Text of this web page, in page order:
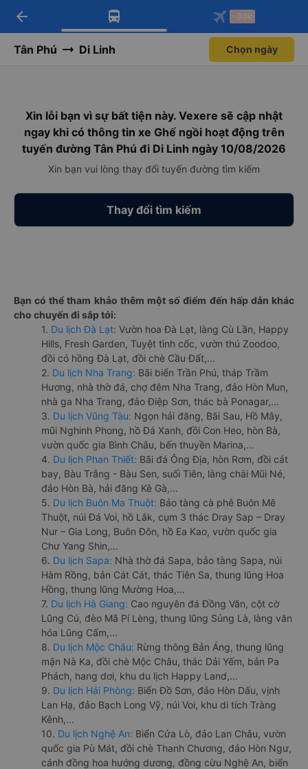
Tải app Vexere ngay!
Nhận ưu đãi thành viên độc
Mở app
Tải app Vexere
-30k/ghế khi đặt vé máy bay qua
Mở app
arrow_back -30k
Tân Phú Di Linh Chọn ngày
Xin lỗi bạn vì sự bất tiện này. Vexere sẽ cập nhật
ngay khi có thông tin xe Ghế ngồi hoạt động trên
tuyến đường Tân Phú đi Di Linh ngày 10/08/2026
Xin bạn vui lòng thay đổi tuyến đường tìm kiếm
Thay đổi tìm kiếm
Bạn có thể tham khảo thêm một số điểm đến hấp dẫn khác
cho chuyến đi sắp tới:
1. Du lịch Đà Lạt: Vườn hoa Đà Lạt, làng Cù Lần, Happy
Hills, Fresh Garden, Tuyệt tình cốc, vườn thú Zoodoo,
đồi cỏ hồng Đà Lạt, đồi chè Cầu Đất,...
2. Du lịch Nha Trang: Bãi biển Trần Phú, tháp Trầm
Hương, nhà thờ đá, chợ đêm Nha Trang, đảo Hòn Mun,
nhà ga Nha Trang, đảo Điệp Sơn, thác bà Ponagar,...
3. Du lịch Vũng Tàu: Ngọn hải đăng, Bãi Sau, Hồ Mây,
mũi Nghinh Phong, hồ Đá Xanh, đồi Con Heo, hòn Bà,
vườn quốc gia Bình Châu, bến thuyền Marina,...
4. Du lịch Phan Thiết: Bãi đá Ông Địa, hòn Rơm, đồi cát
bay, Bàu Trắng - Bàu Sen, suối Tiên, làng chài Mũi Né,
đảo Hòn Bà, hải đăng Kê Gà,...
5. Du lịch Buôn Ma Thuột: Bảo tàng cà phê Buôn Mê
Thuột, núi Đá Voi, hồ Lắk, cụm 3 thác Dray Sap – Dray
Nur – Gia Long, Buôn Đôn, hồ Ea Kao, vườn quốc gia
Chư Yang Shin,...
6. Du lịch Sapa: Nhà thờ đá Sapa, bảo tàng Sapa, núi
Hàm Rồng, bản Cát Cát, thác Tiên Sa, thung lũng Hoa
Hồng, thung lũng Mường Hoa,...
7. Du lịch Hà Giang: Cao nguyên đá Đồng Văn, cột cờ
Lũng Cú, đèo Mã Pí Lèng, thung lũng Sủng Là, làng văn
hóa Lũng Cẩm,...
8. Du lịch Mộc Châu: Rừng thông Bản Áng, thung lũng
mận Nà Ka, đồi chè Mộc Châu, thác Dải Yếm, bản Pa
Phách, hang dơi, khu du lịch Happy Land,...
9. Du lịch Hải Phòng: Biển Đồ Sơn, đảo Hòn Dấu, vịnh
Lan Hạ, đảo Bạch Long Vỹ, núi Voi, khu di tích Tràng
Kênh,...
10. Du lịch Nghệ An: Biển Cửa Lò, đảo Lan Châu, vườn
quốc gia Pù Mát, đồi chè Thanh Chương, đảo Hòn Ngư,
cánh đồng hoa hướng dương, đồng cừu Nghệ An, biển